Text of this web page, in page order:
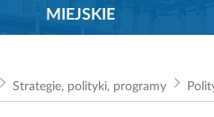
MIEJSKIE
Strategie, polityki, programy